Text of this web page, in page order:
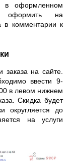
в оформленном
оформить на
в комментарии к
на сайте.
ввести 9-
в левом нижнем
Скидка будет
округляется до
на услуги